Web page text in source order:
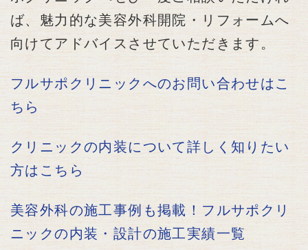
ば、魅力的な美容外科開院・リフォームへ
向けてアドバイスさせていただきます。
フルサポクリニックへのお問い合わせはこ
ちら
クリニックの内装について詳しく知りたい
方はこちら
美容外科の施工事例も掲載！フルサポクリ
ニックの内装・設計の施工実績一覧